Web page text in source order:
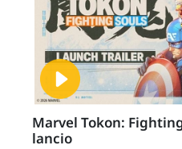
Marvel Tokon:
lancio